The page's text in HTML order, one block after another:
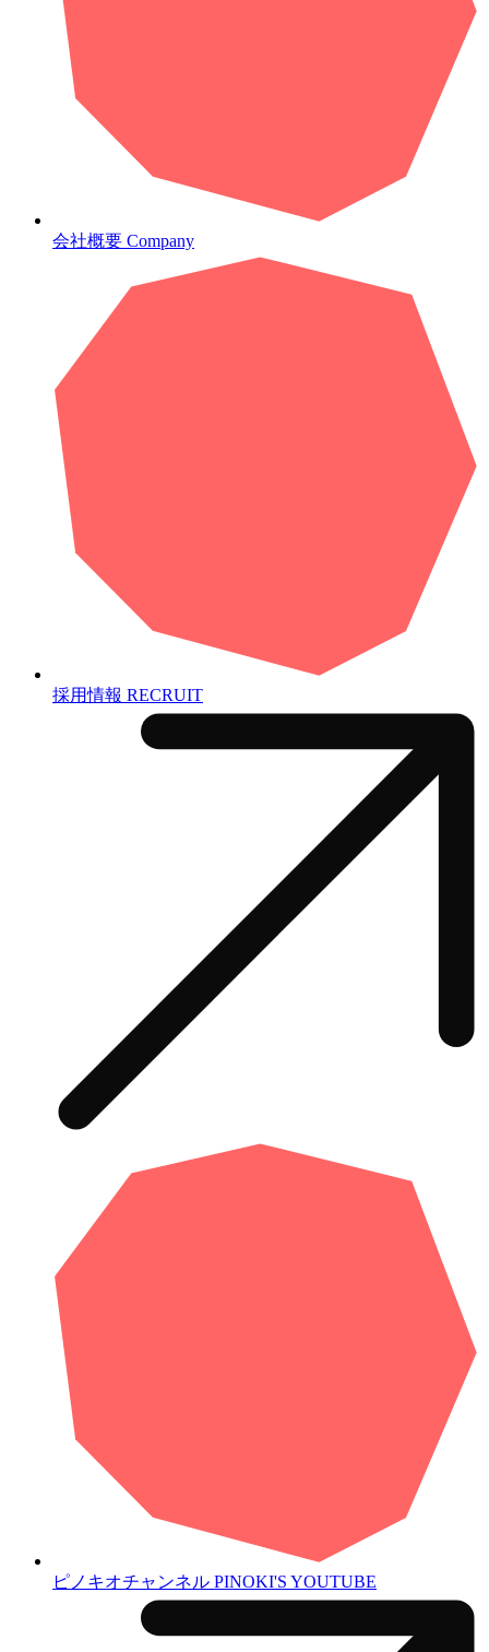
会社概要 Company
採用情報 RECRUIT
ピノキオチャンネル PINOKI'S YOUTUBE